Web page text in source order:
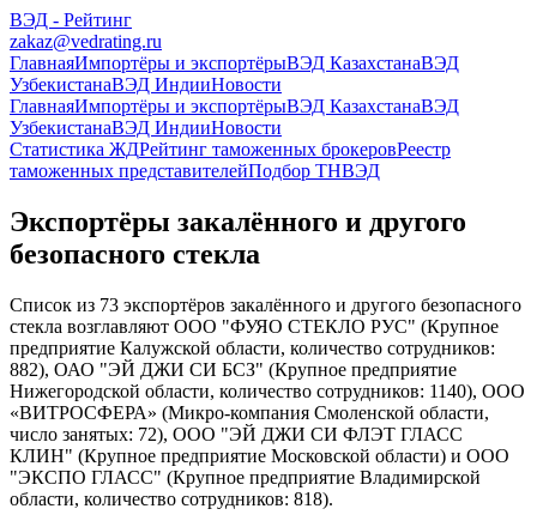
ВЭД - Рейтинг
zakaz@vedrating.ru
ГлавнаяИмпортёры и экспортёрыВЭД КазахстанаВЭД
УзбекистанаВЭД ИндииНовости
ГлавнаяИмпортёры и экспортёрыВЭД КазахстанаВЭД
УзбекистанаВЭД ИндииНовости
Статистика ЖДРейтинг таможенных брокеровРеестр
таможенных представителейПодбор ТНВЭД
Экспортёры закалённого и другого
безопасного стекла
Список из 73 экспортёров закалённого и другого безопасного
стекла возглавляют ООО "ФУЯО СТЕКЛО РУС" (Крупное
предприятие Калужской области, количество сотрудников:
882), ОАО "ЭЙ ДЖИ СИ БСЗ" (Крупное предприятие
Нижегородской области, количество сотрудников: 1140), ООО
«ВИТРОСФЕРА» (Микро-компания Смоленской области,
число занятых: 72), ООО "ЭЙ ДЖИ СИ ФЛЭТ ГЛАСС
КЛИН" (Крупное предприятие Московской области) и ООО
"ЭКСПО ГЛАСС" (Крупное предприятие Владимирской
области, количество сотрудников: 818).